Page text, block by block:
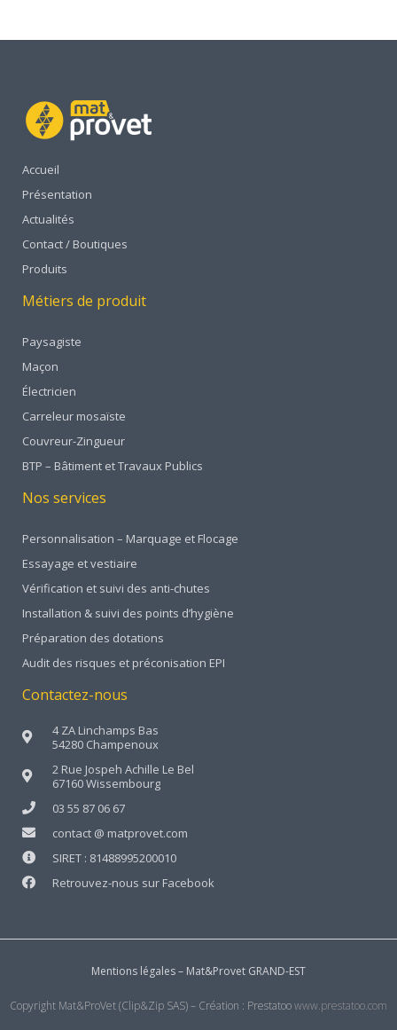
Accueil
Présentation
Actualités
Contact / Boutiques
Produits
Métiers de produit
Paysagiste
Maçon
Électricien
Carreleur mosaïste
Couvreur-Zingueur
BTP – Bâtiment et Travaux Publics
Nos services
Personnalisation – Marquage et Flocage
Essayage et vestiaire
Vérification et suivi des anti-chutes
Installation & suivi des points d’hygiène
Préparation des dotations
Audit des risques et préconisation EPI
Contactez-nous
4 ZA Linchamps Bas
54280 Champenoux
2 Rue Jospeh Achille Le Bel
67160 Wissembourg
03 55 87 06 67
contact @ matprovet.com
SIRET : 81488995200010
Retrouvez-nous sur Facebook
Mentions légales – Mat&Provet GRAND-EST
Copyright Mat&ProVet (Clip&Zip SAS) – Création : Prestatoowww.prestatoo.com